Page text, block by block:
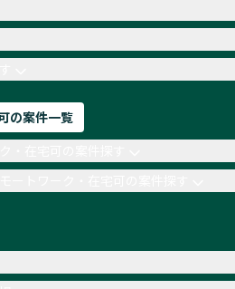
の案件一覧
ートワーク・在宅可の案件探す